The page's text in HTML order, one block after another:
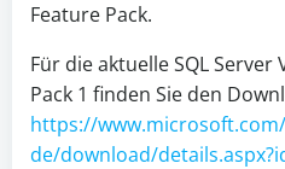
Feature Pack.
Für die aktuelle SQL Server
Pack 1 finden Sie den
https://
de/download/